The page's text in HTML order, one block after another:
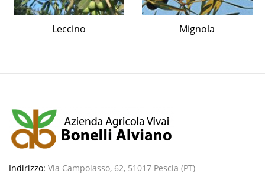
Leccino Mignola
Indirizzo: Via Campolasso, 62, 51017 Pescia (PT)